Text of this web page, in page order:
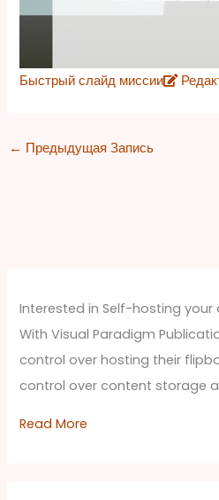
Быстрый слайд миссии
← Предыдущая Запись
Interested in Self-hosting your
With Visual Paradigm
control over hosting their
control over content storage
Read More